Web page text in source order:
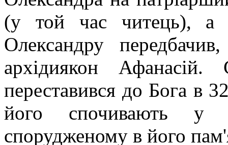
(у той час читець), а
Олександру
архідиякон
переставився до Бога в
його спочивають у
спорудженому в його